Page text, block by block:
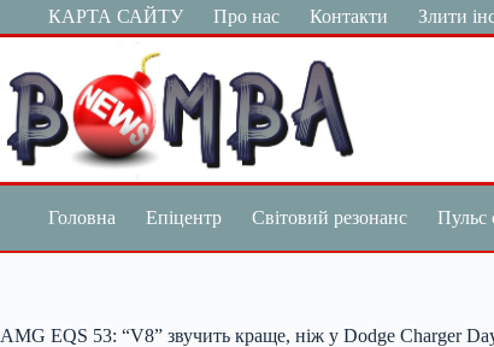
Перейти
до
КАРТА САЙТУ Про нас Контакти Злити
Головна Епіцентр Світовий резонанс Пульс
AMG EQS 53: “V8” звучить краще, ніж у Dodge Charger